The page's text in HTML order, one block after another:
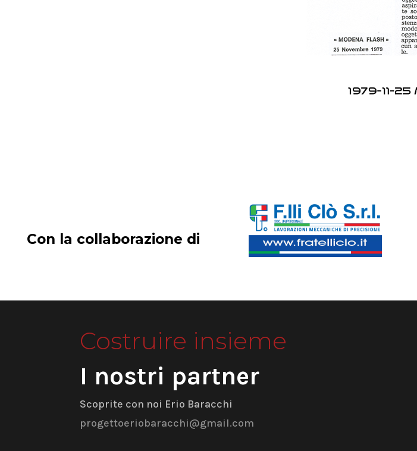
Con la collaborazione di
Costruire insieme
I nostri partner
Scoprite con noi Erio Baracchi
progettoeriobaracchi@gmail.com